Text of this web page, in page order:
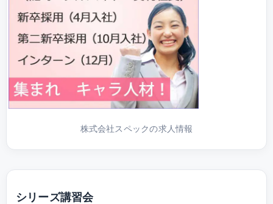
株式会社スペックの求人情報
シリーズ講習会